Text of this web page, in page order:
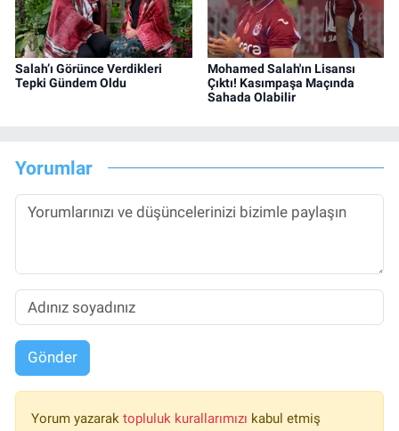
Salah’ı Görünce Verdikleri
Tepki Gündem Oldu
Mohamed Salah'ın Lisansı
Çıktı! Kasımpaşa Maçında
Sahada Olabilir
Yorumlar
Gönder
Yorum yazarak topluluk kurallarımızı kabul etmiş